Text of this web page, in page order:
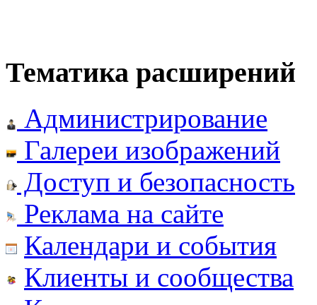
Тематика расширений
Администрирование
Галереи изображений
Доступ и безопасность
Реклама на сайте
Календари и события
Клиенты и сообщества